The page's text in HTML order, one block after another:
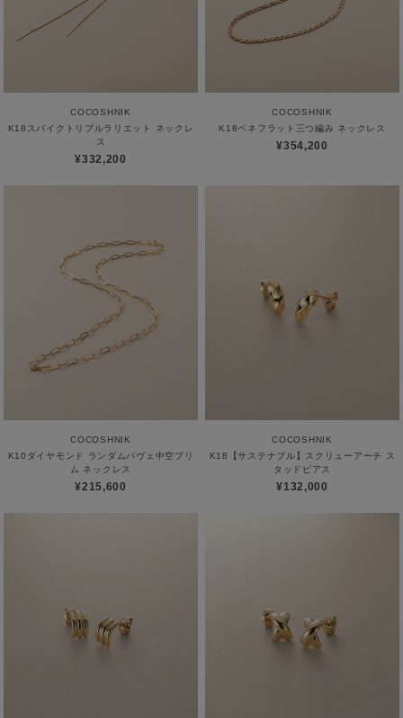
COCOSHNIK
K18スパイクトリプルラリエット ネックレ
ス
¥332,200
COCOSHNIK
K18ベネフラット三つ編み ネックレス
¥354,200
COCOSHNIK
K10ダイヤモンド ランダムパヴェ中空プリ
ム ネックレス
¥215,600
COCOSHNIK
K18【サステナブル】スクリューアーチ ス
タッドピアス
¥132,000